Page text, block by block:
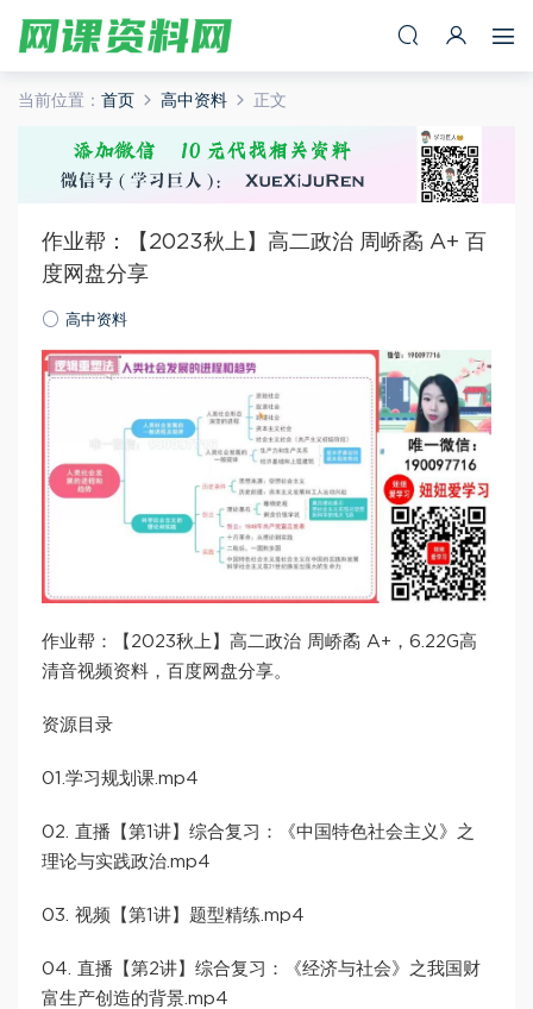
当前位置： 首页 高中资料 正文
作业帮：【2023秋上】高二政治 周峤矞 A+ 百
度网盘分享
高中资料
作业帮：【2023秋上】高二政治 周峤矞 A+，6.22G高
清音视频资料，百度网盘分享。
资源目录
01.学习规划课.mp4
02. 直播【第1讲】综合复习：《中国特色社会主义》之
理论与实践政治.mp4
03. 视频【第1讲】题型精练.mp4
04. 直播【第2讲】综合复习：《经济与社会》之我国财
富生产创造的背景.mp4